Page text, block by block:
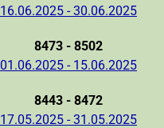
16.06.2025 - 30.06.2025
8473 - 8502
01.06.2025 - 15.06.2025
8443 - 8472
17.05.2025 - 31.05.2025